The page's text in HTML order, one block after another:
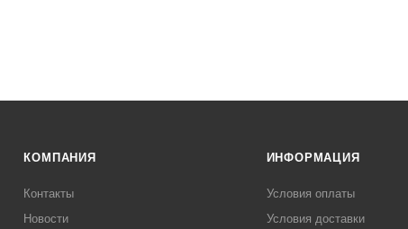
КОМПАНИЯ
Контакты
Новости
ИНФОРМАЦИЯ
Условия оплаты
Условия доставки